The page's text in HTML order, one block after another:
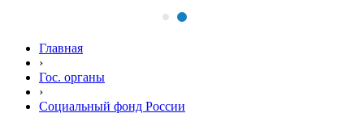
Главная
›
Гос. органы
›
Социальный фонд России